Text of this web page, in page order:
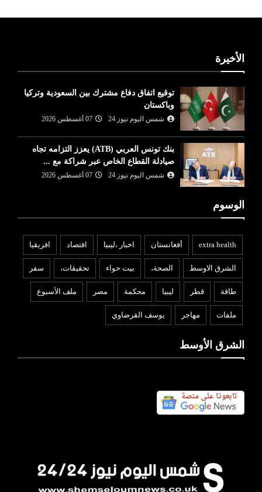
الأخيرة
توقيع اتفاق دفاع مشترك بين السعودية وتركيا
وباكستان
شمس اليوم نيوز 24 07 أغسطس 2026
بنك تونس العربي (ATB) يعزز التزامه تجاه
صيادلة القطاع الخاص عبر شراكة مع ...
شمس اليوم نيوز 24 07 أغسطس 2026
الوسوم
extra health أفغانستان اخبار ،ليبيا افتصاد افريقيا
الشرق الاوسط الصحة، بيت حواء تحقيقات، سفر
طاقة قطر ليبيا محكمة مصر ملف الأسبوع
ملفات مهاجر يوسف القرضاوي
الشرق الأوسط